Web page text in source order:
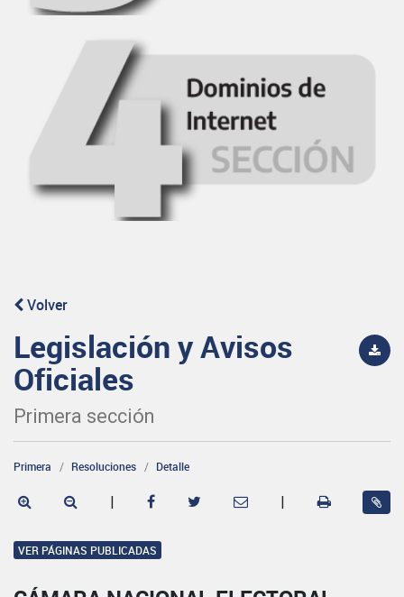
Volver
Legislación y Avisos
Oficiales
Primera sección
Primera Resoluciones Detalle
| |
VER PÁGINAS PUBLICADAS